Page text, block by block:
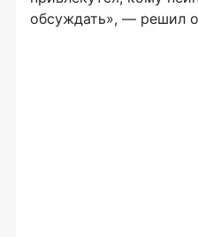
обсуждать», — решил